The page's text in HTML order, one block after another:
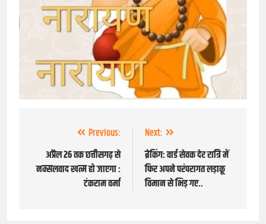
navigation
Previous:
अप्रैल 26 तक छत्तीसगढ़ से
नक्सलवाद खत्म हो जाएगा :
टंकराम वर्मा
Next:
ब्रेकिंग: वार्ड सेवक देर रात्रि में
फिर अपने परंपरागत लड़ाकू
विमान से भिड़ गए..